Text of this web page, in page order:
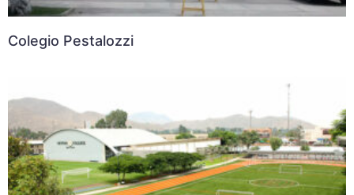
Colegio Pestalozzi